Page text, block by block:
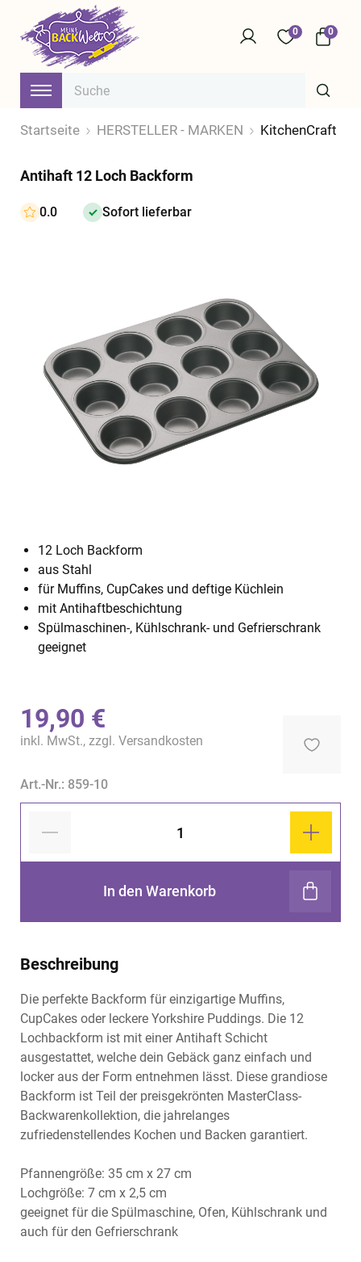
0 0
Startseite HERSTELLER - MARKEN KitchenCraft
Antihaft 12 Loch Backform
0.0 Sofort lieferbar
12 Loch Backform
aus Stahl
für Muffins, CupCakes und deftige Küchlein
mit Antihaftbeschichtung
Spülmaschinen-, Kühlschrank- und Gefrierschrank
geeignet
19,90 €
inkl. MwSt., zzgl. Versandkosten
Art.-Nr.: 859-10
In den Warenkorb
Beschreibung
Die perfekte Backform für einzigartige Muffins,
CupCakes oder leckere Yorkshire Puddings. Die 12
Lochbackform ist mit einer Antihaft Schicht
ausgestattet, welche dein Gebäck ganz einfach und
locker aus der Form entnehmen lässt. Diese grandiose
Backform ist Teil der preisgekrönten MasterClass-
Backwarenkollektion, die jahrelanges
zufriedenstellendes Kochen und Backen garantiert.
Pfannengröße: 35 cm x 27 cm
Lochgröße: 7 cm x 2,5 cm
geeignet für die Spülmaschine, Ofen, Kühlschrank und
auch für den Gefrierschrank